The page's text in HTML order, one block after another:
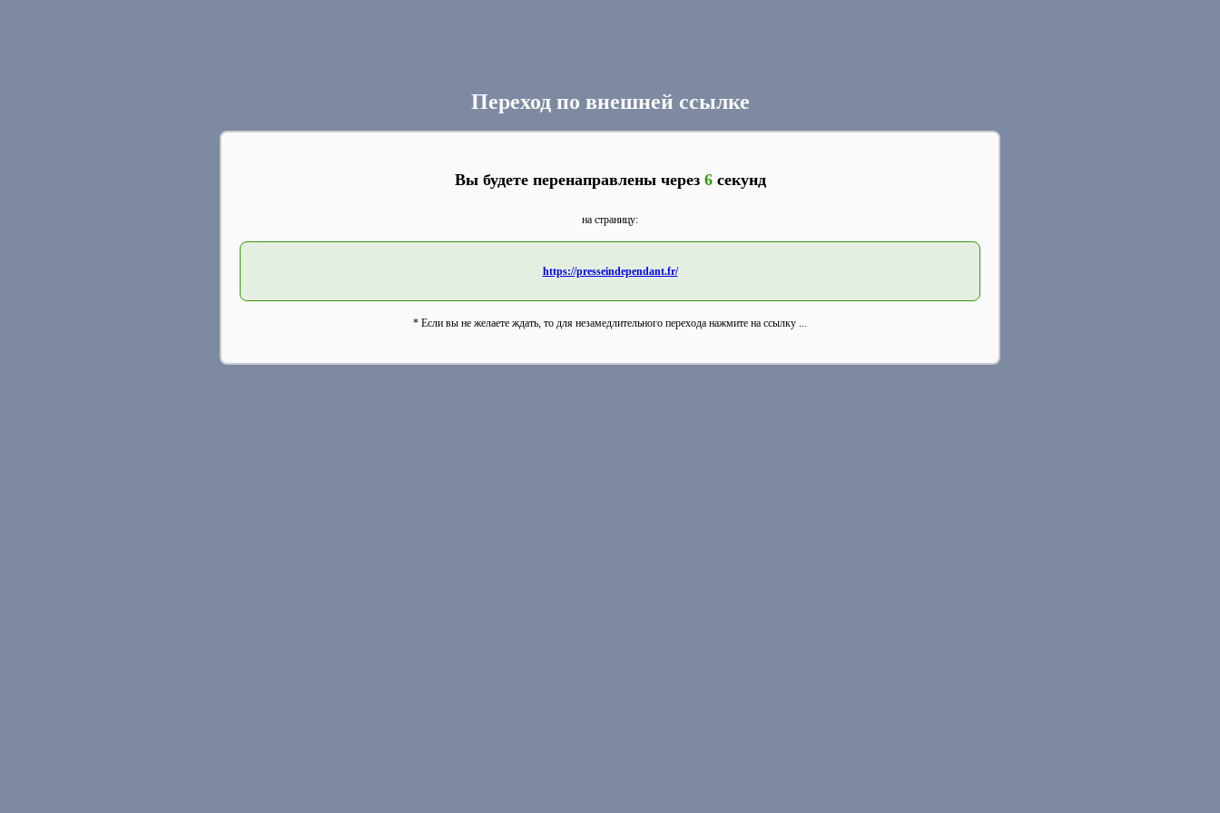
Переход по внешней ссылке
Вы будете перенаправлены через 6секунд
на страницу:
https://presseindependant.fr/
* Если вы не желаете ждать, то для незамедлительного перехода нажмите на ссылку ...